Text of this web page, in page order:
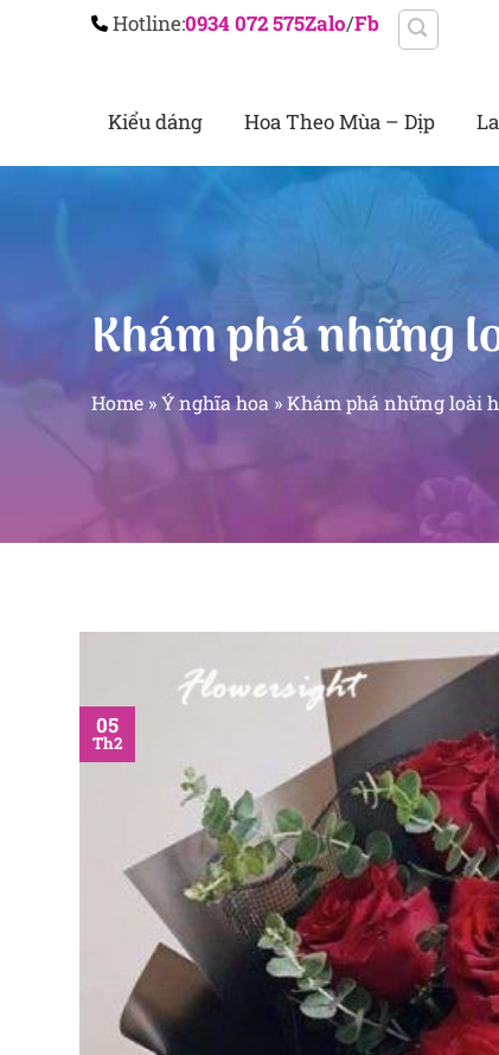
Hotline:0934 072 575Zalo/Fb
Kiểu dáng Hoa Theo Mùa – Dịp
Khám phá những
Home »Ý nghĩa hoa »Khám phá những loài
05
Th2